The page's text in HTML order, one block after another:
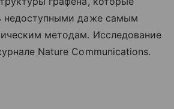
недоступными даже самым
методам. Исследование
Nature Communications.